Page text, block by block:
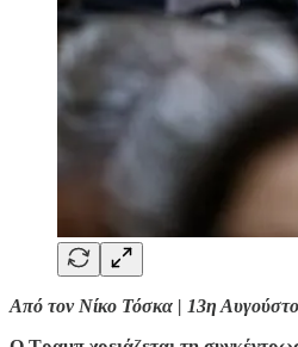
Από τον Νίκο Τόσκα | 13η